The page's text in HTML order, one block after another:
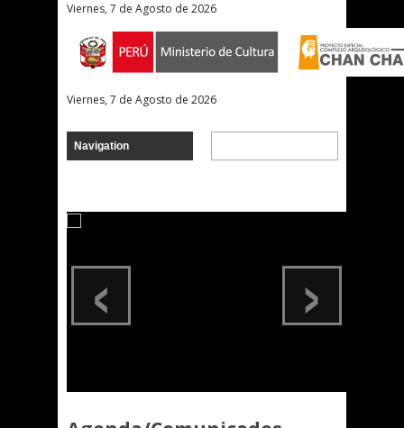
Viernes, 7 de Agosto de 2026
Viernes, 7 de Agosto de 2026
›
‹